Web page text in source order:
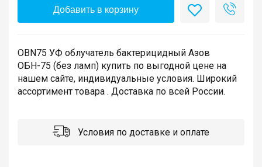
Добавить в корзину
OBN75 УФ облучатель бактерицидный Азов
ОБН-75 (без ламп) купить по выгодной цене на
нашем сайте, индивидуальные условия. Широкий
ассортимент товара . Доставка по всей России.
Условия по доставке и оплате